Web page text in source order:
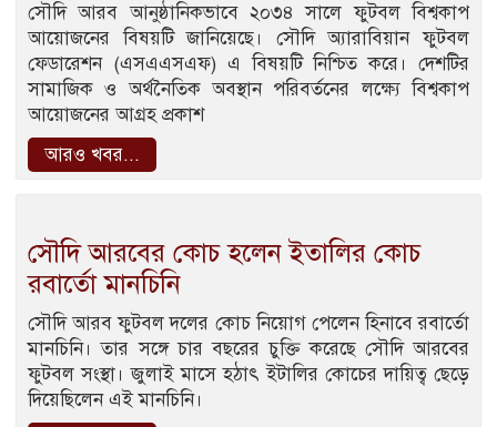
সৌদি আরব আনুষ্ঠানিকভাবে ২০৩৪ সালে ফুটবল বিশ্বকাপ
আয়োজনের বিষয়টি জানিয়েছে। সৌদি অ্যারাবিয়ান ফুটবল
ফেডারেশন (এসএএসএফ) এ বিষয়টি নিশ্চিত করে। দেশটির
সামাজিক ও অর্থনৈতিক অবস্থান পরিবর্তনের লক্ষ্যে বিশ্বকাপ
আয়োজনের আগ্রহ প্রকাশ
আরও খবর...
সৌদি আরবের কোচ হলেন ইতালির কোচ
রবার্তো মানচিনি
সৌদি আরব ফুটবল দলের কোচ নিয়োগ পেলেন হিনাবে রবার্তো
মানচিনি। তার সঙ্গে চার বছরের চুক্তি করেছে সৌদি আরবের
ফুটবল সংস্থা। জুলাই মাসে হঠাৎ ইটালির কোচের দায়িত্ব ছেড়ে
দিয়েছিলেন এই মানচিনি।